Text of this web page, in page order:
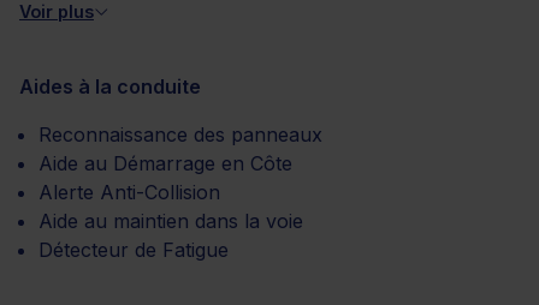
Voir plus
Aides à la conduite
Reconnaissance des panneaux
Aide au Démarrage en Côte
Alerte Anti-Collision
Aide au maintien dans la voie
Détecteur de Fatigue